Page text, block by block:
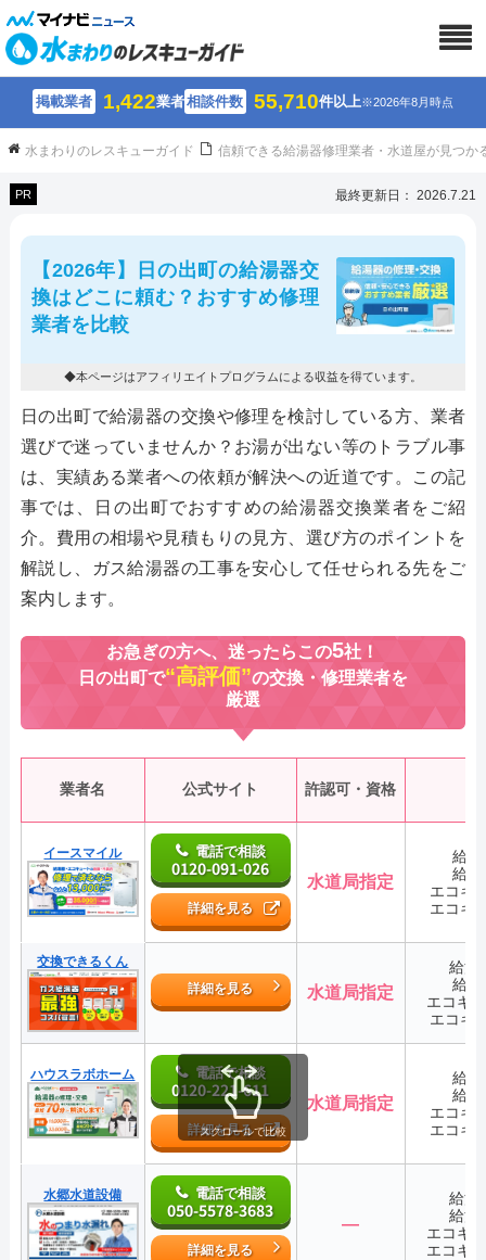
掲載業者 1,422業者相談件数 55,710件以上※2026年8月時点
水まわりのレスキューガイド 信頼できる給湯器修理業者・水道屋が見つか
PR 最終更新日： 2026.7.21
【2026年】日の出町の給湯器交
換はどこに頼む？おすすめ修理
業者を比較
◆本ページはアフィリエイトプログラムによる収益を得ています。
日の出町で給湯器の交換や修理を検討している方、業者
選びで迷っていませんか？お湯が出ない等のトラブル事
は、実績ある業者への依頼が解決への近道です。この記
事では、日の出町でおすすめの給湯器交換業者をご紹
介。費用の相場や見積もりの見方、選び方のポイントを
解説し、ガス給湯器の工事を安心して任せられる先をご
案内します。
お急ぎの方へ、迷ったらこの5社！
日の出町で“高評価”の交換・修理業者を
厳選
業者名 公式サイト 許認可・資格
イースマイル 電話で相談
0120-091-026
詳細を見る
水道局指定
給
給
エコキ
エコキ
交換できるくん
詳細を見る
水道局指定
給湯
給
エコキ
エコキ
ハウスラボホーム 電話で相談
0120-221-611
詳細を見る
水道局指定
給
給
エコキ
エコキ
水郷水道設備 電話で相談
050-5578-3683
詳細を見る
―
給湯
給湯
エコキ
エコキ
スクロールで比較